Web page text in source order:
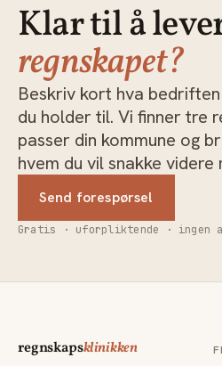
Klar til å
regnskapet?
Beskriv kort hva
du holder til. Vi finner tre
passer din kommune og
hvem du vil snakke videre
Send forespørsel
Gratis · uforpliktende · ingen
regnskapsklinikken